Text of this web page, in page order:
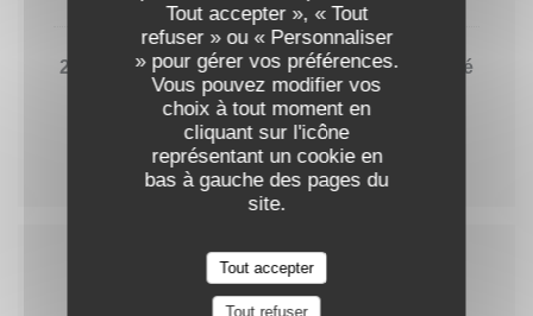
Tout accepter », « Tout
refuser » ou « Personnaliser
» pour gérer vos préférences.
Vous pouvez modifier vos
choix à tout moment en
cliquant sur l'icône
représentant un cookie en
bas à gauche des pages du
site.
Tout accepter
Tout refuser
2016 Saint Julien Pavillon de Léoville Payferré
94,00 EUR
75cl
Champagne